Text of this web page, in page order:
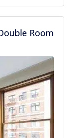
Room